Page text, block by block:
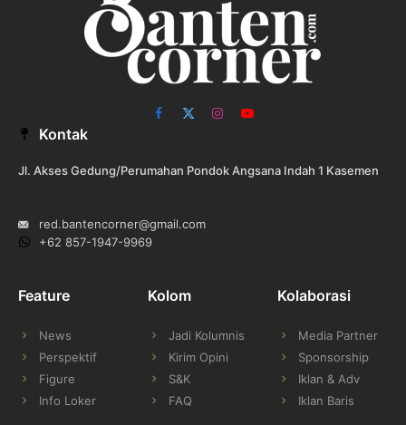
Facebook
X
InstagramYouTube
Kontak
Jl. Akses Gedung/Perumahan Pondok Angsana Indah 1 Kasemen
red.bantencorner@gmail.com
+62 857-1947-9969
Feature
News
Perspektif
Figure
Info Loker
Kolom
Jadi Kolumnis
Kirim Opini
S&K
FAQ
Kolaborasi
Media Partner
Sponsorship
Iklan & Adv
Iklan Baris